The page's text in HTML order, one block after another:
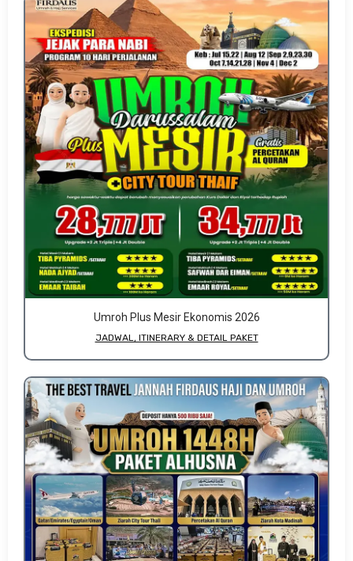
Umroh Plus Mesir Ekonomis 2026
JADWAL, ITINERARY & DETAIL PAKET